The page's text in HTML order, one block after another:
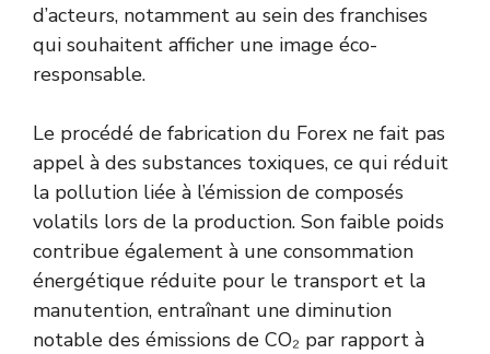
d’acteurs, notamment au sein des franchises
qui souhaitent afficher une image éco-
responsable.
Le procédé de fabrication du Forex ne fait pas
appel à des substances toxiques, ce qui réduit
la pollution liée à l’émission de composés
volatils lors de la production. Son faible poids
contribue également à une consommation
énergétique réduite pour le transport et la
manutention, entraînant une diminution
notable des émissions de CO₂ par rapport à